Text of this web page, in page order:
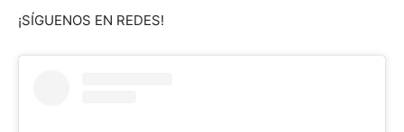
¡SÍGUENOS EN REDES!